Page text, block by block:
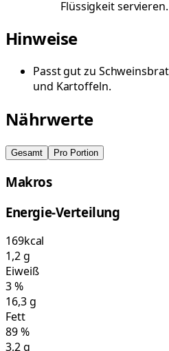
Flüssigkeit servieren.
Hinweise
Passt gut zu
und Kartoffeln.
Nährwerte
Gesamt Pro Portion
Makros
Energie-Verteilung
169kcal
1,2g
Eiweiß
3%
16,3g
Fett
89%
3,2g